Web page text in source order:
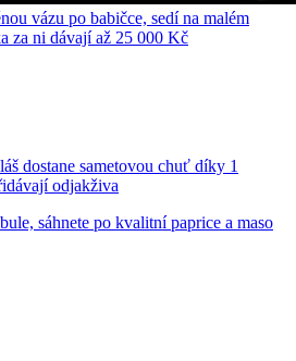
vázu po babičce, sedí na malém
za ni dávají až 25 000 Kč
dostane sametovou chuť díky 1
odjakživa
sáhnete po kvalitní paprice a maso